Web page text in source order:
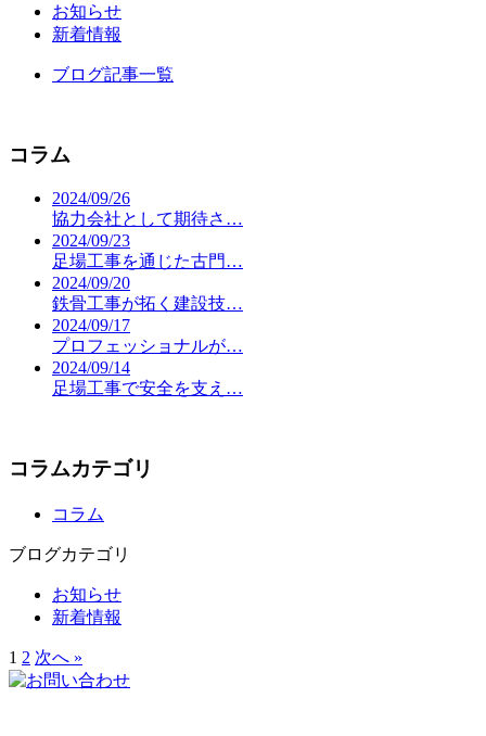
お知らせ
新着情報
ブログ記事一覧
コラム
2024/09/26
協力会社として期待さ…
2024/09/23
足場工事を通じた古門…
2024/09/20
鉄骨工事が拓く建設技…
2024/09/17
プロフェッショナルが…
2024/09/14
足場工事で安全を支え…
コラムカテゴリ
コラム
ブログカテゴリ
お知らせ
新着情報
1 2 次へ »